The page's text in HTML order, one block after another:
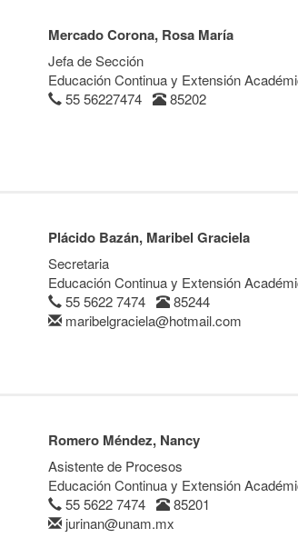
Mercado Corona, Rosa María
Jefa de Sección
Educación Continua y Extensión
55 56227474
85202
Plácido Bazán, Maribel Graciela
Secretaria
Educación Continua y Extensión
55 5622 7474
85244
maribelgraciela@hotmail.com
Romero Méndez, Nancy
Asistente de Procesos
Educación Continua y Extensión
55 5622 7474
85201
jurinan@unam.mx